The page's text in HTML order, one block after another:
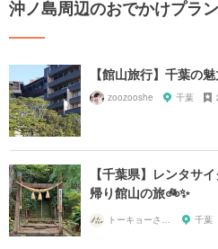
沖ノ島周辺のおでかけプラン
【館山旅行】千葉の
zoozooshe 千葉
【千葉県】レンタサ
帰り館山の旅🚲✨
トーキョーさんぽ 千葉